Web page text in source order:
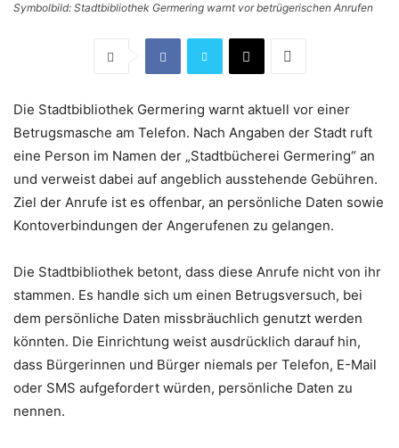
Symbolbild: Stadtbibliothek Germering warnt vor betrügerischen Anrufen
Die Stadtbibliothek Germering warnt aktuell vor einer
Betrugsmasche am Telefon. Nach Angaben der Stadt ruft
eine Person im Namen der „Stadtbücherei Germering“ an
und verweist dabei auf angeblich ausstehende Gebühren.
Ziel der Anrufe ist es offenbar, an persönliche Daten sowie
Kontoverbindungen der Angerufenen zu gelangen.
Die Stadtbibliothek betont, dass diese Anrufe nicht von ihr
stammen. Es handle sich um einen Betrugsversuch, bei
dem persönliche Daten missbräuchlich genutzt werden
könnten. Die Einrichtung weist ausdrücklich darauf hin,
dass Bürgerinnen und Bürger niemals per Telefon, E-Mail
oder SMS aufgefordert würden, persönliche Daten zu
nennen.